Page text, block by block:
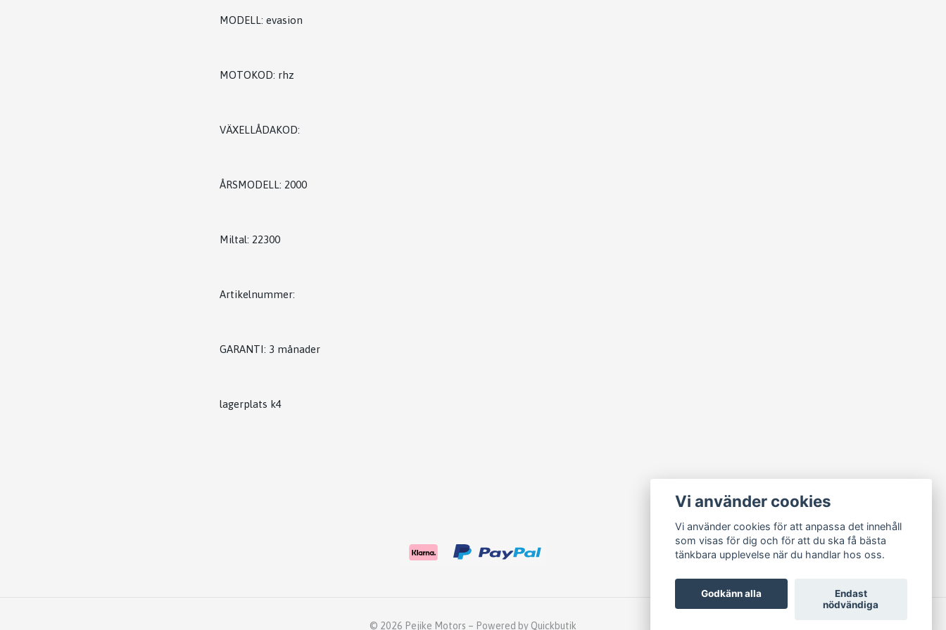
MODELL: evasion
MOTOKOD: rhz
VÄXELLÅDAKOD:
ÅRSMODELL: 2000
Miltal: 22300
Artikelnummer:
GARANTI: 3 månader
lagerplats k4
© 2026 Pejike Motors – Powered by Quickbutik
Vi använder cookies
Vi använder cookies för att anpassa det innehåll
som visas för dig och för att du ska få bästa
tänkbara upplevelse när du handlar hos oss.
Godkänn alla
Endast
nödvändiga